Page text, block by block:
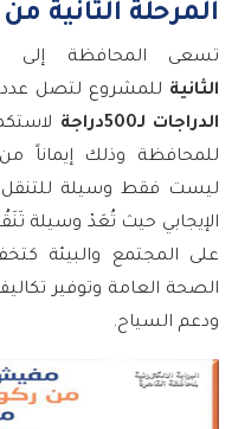
المرحلة الثانية
تسعى المحافظة إلى
الثانية للمشروع لتصل
الدراجات لـ500دراجة
للمحافظة وذلك إيماناً
ليست فقط وسيلة للتنقل
الإيجابي حيث تُعَدْ وسيلة
على المجتمع والبيئة
الصحة العامة وتوفير
ودعم السياح.